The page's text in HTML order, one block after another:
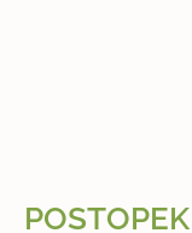
POSTOPEK